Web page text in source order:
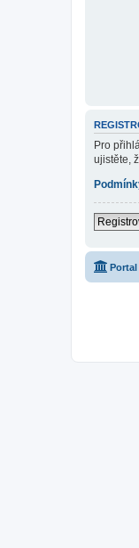
Pro
ujistěte,
Portal